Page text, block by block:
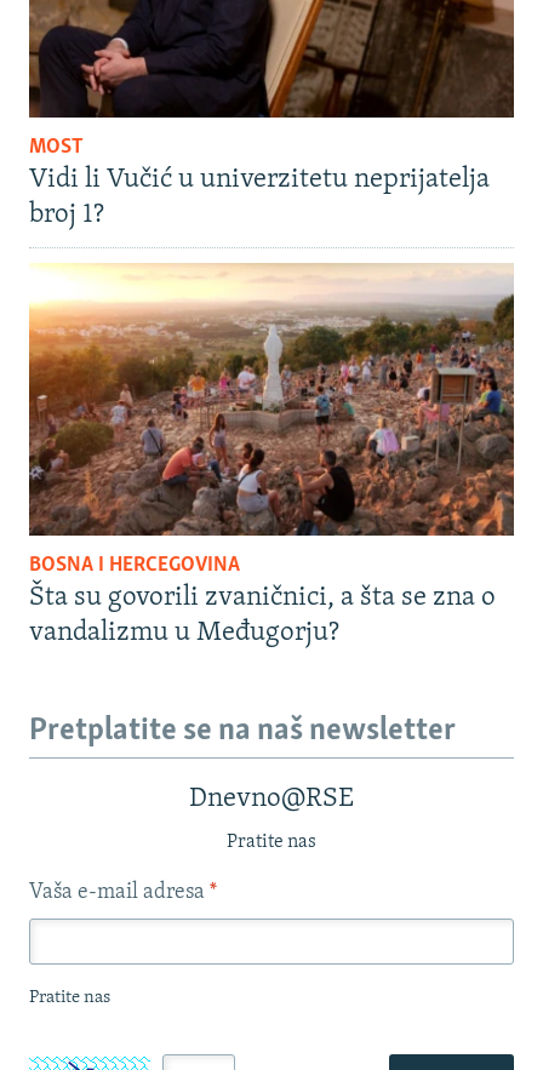
MOST
Vidi li Vučić u univerzitetu neprijatelja
broj 1?
BOSNA I HERCEGOVINA
Šta su govorili zvaničnici, a šta se zna o
vandalizmu u Međugorju?
Pretplatite se na naš newsletter
Dnevno@RSE
Pratite nas
Vaša e-mail adresa *
Pratite nas